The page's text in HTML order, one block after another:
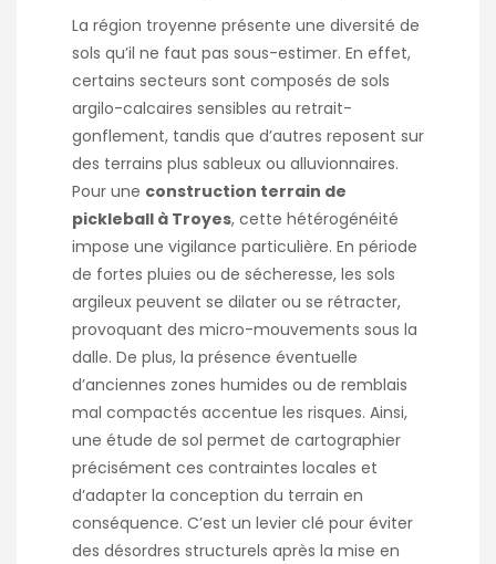
La région troyenne présente une diversité de
sols qu’il ne faut pas sous-estimer. En effet,
certains secteurs sont composés de sols
argilo-calcaires sensibles au retrait-
gonflement, tandis que d’autres reposent sur
des terrains plus sableux ou alluvionnaires.
Pour une construction terrain de
pickleball à Troyes, cette hétérogénéité
impose une vigilance particulière. En période
de fortes pluies ou de sécheresse, les sols
argileux peuvent se dilater ou se rétracter,
provoquant des micro-mouvements sous la
dalle. De plus, la présence éventuelle
d’anciennes zones humides ou de remblais
mal compactés accentue les risques. Ainsi,
une étude de sol permet de cartographier
précisément ces contraintes locales et
d’adapter la conception du terrain en
conséquence. C’est un levier clé pour éviter
des désordres structurels après la mise en